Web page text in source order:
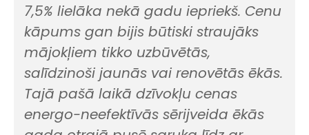
7,5% lielāka nekā gadu iepriekš. Cenu
kāpums gan bijis būtiski straujāks
mājokļiem tikko uzbūvētās,
salīdzinoši jaunās vai renovētās ēkās.
Tajā pašā laikā dzīvokļu cenas
energo-neefektīvās sērijveida ēkās